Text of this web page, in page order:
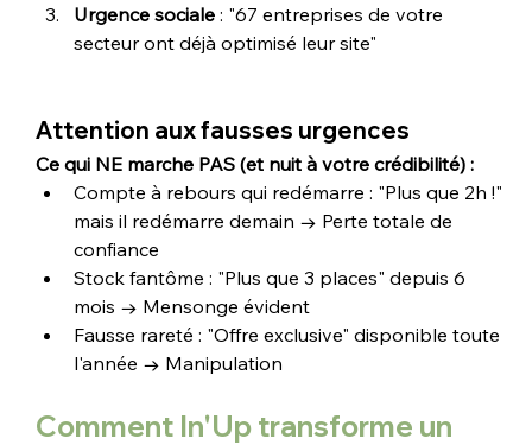
Urgence sociale : "67 entreprises de votre
secteur ont déjà optimisé leur site"
Attention aux fausses urgences
Ce qui NE marche PAS (et nuit à votre crédibilité) :
Compte à rebours qui redémarre : "Plus que 2h !"
mais il redémarre demain → Perte totale de
confiance
Stock fantôme : "Plus que 3 places" depuis 6
mois → Mensonge évident
Fausse rareté : "Offre exclusive" disponible toute
l'année → Manipulation
Comment In'Up transforme un